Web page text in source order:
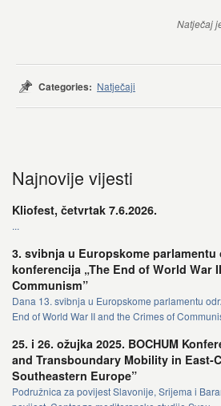
Natječaj
Categories: Natječaji
Najnovije vijesti
Kliofest, četvrtak 7.6.2026.
...
3. svibnja u Europskome parlamentu
konferencija „The End of World War
Communism”
Dana 13. svibnja u Europskome parlamentu
End of World War II and the Crimes of
25. i 26. ožujka 2025. BOCHUM
and Transboundary Mobility in East-
Southeastern Europe”
Podružnica za povijest Slavonije, Srijema i